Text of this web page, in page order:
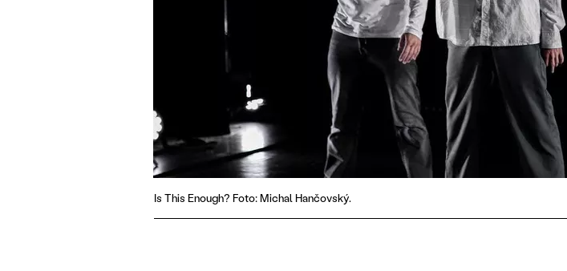
Is This Enough? Foto: Michal Hančovský.